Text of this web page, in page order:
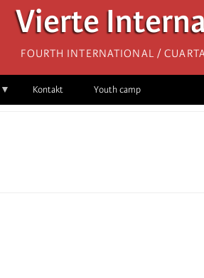
Vierte
Fourth International /
Kontakt Youth camp